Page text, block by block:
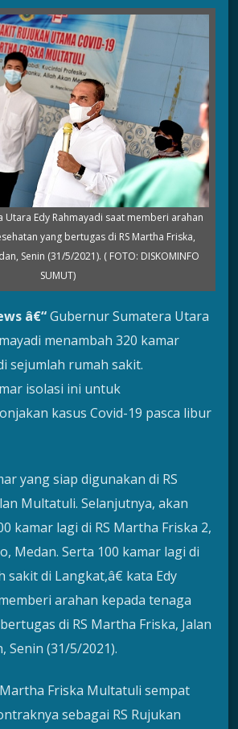
Utara Edy Rahmayadi saat memberi arahan
yang bertugas di RS Martha Friska,
Senin (31/5/2021). ( FOTO: DISKOMINFO
SUMUT)
â€“Gubernur Sumatera Utara
menambah 320 kamar
sejumlah rumah sakit.
isolasi ini untuk
kasus Covid-19 pasca libur
yang siap digunakan di RS
Multatuli. Selanjutnya, akan
kamar lagi di RS Martha Friska 2,
Medan. Serta 100 kamar lagi di
di Langkat,â€ kata Edy
arahan kepada tenaga
di RS Martha Friska, Jalan
Senin (31/5/2021).
Friska Multatuli sempat
sebagai RS Rujukan